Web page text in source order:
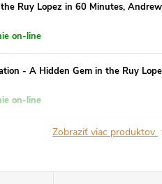
Ruy Lopez in 60 Minutes,
on-line
- A Hidden Gem in the Ruy
on-line
Zobraziť viac produktov